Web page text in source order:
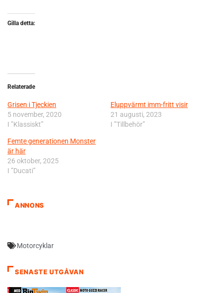
Gilla detta:
Relaterade
Grisen i Tjeckien
5 november, 2020
I ”Klassiskt”
Eluppvärmt imm-fritt visir
21 augusti, 2023
I ”Tillbehör”
Femte generationen Monster
är här
26 oktober, 2025
I ”Ducati”
ANNONS
Motorcyklar
SENASTE UTGÅVAN